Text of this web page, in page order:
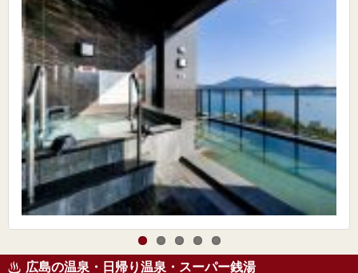
広島の温泉・日帰り温泉・スーパー銭湯